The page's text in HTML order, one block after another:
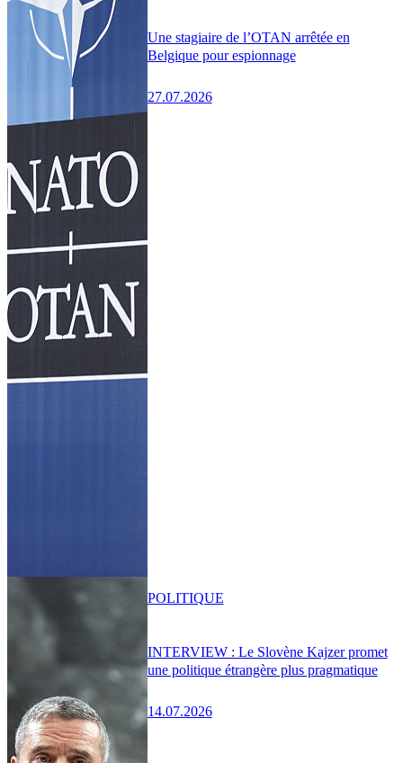
Une stagiaire de l’OTAN arrêtée en
Belgique pour espionnage
27.07.2026
INTERVIEW : Le Slovène Kajzer promet
une politique étrangère plus pragmatique
14.07.2026
POLITIQUE